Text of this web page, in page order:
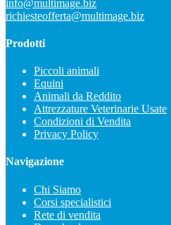
info@multimage.biz
richiesteofferta@multimage.biz
Prodotti
Piccoli animali
Equini
Animali da Reddito
Attrezzature Veterinarie Usate
Condizioni di Vendita
Privacy Policy
Navigazione
Chi Siamo
Corsi specialistici
Rete di vendita